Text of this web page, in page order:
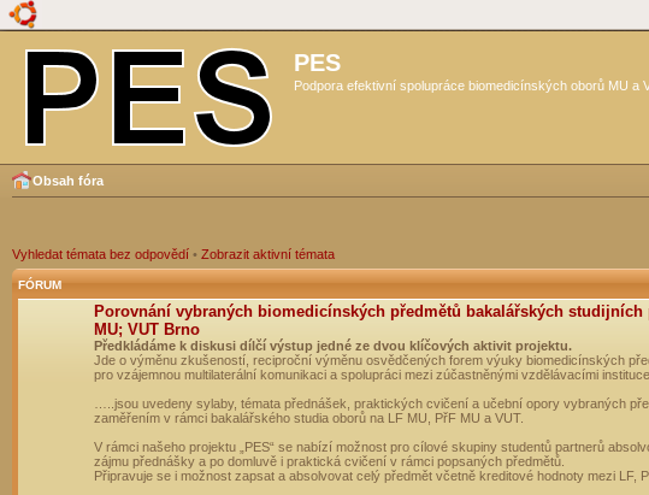
PES
Podpora efektivní spolupráce biomedicínských oborů MU
Obsah fóra
Vyhledat témata bez odpovědí • Zobrazit aktivní témata
FÓRUM
Porovnání vybraných biomedicínských předmětů bakalářských studijních
MU; VUT Brno
Předkládáme k diskusi dílčí výstup jedné ze dvou klíčových aktivit projektu.
Jde o výměnu zkušeností, reciproční výměnu osvědčených forem výuky biomedicínských
pro vzájemnou multilaterální komunikaci a spolupráci mezi zúčastněnými vzdělávacími
…..jsou uvedeny sylaby, témata přednášek, praktických cvičení a učební opory vybraných
zaměřením v rámci bakalářského studia oborů na LF MU, PřF MU a VUT.
V rámci našeho projektu „PES“ se nabízí možnost pro cílové skupiny studentů partnerů
zájmu přednášky a po domluvě i praktická cvičení v rámci popsaných předmětů.
Připravuje se i možnost zapsat a absolvovat celý předmět včetně kreditové hodnoty mezi LF,